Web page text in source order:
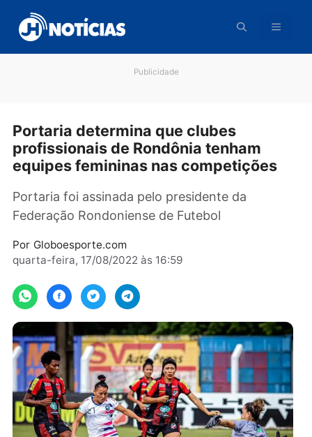
para
conteúdo
Portaria determina que clubes
profissionais de Rondônia tenham
Portaria foi assinada pelo presidente da
Federação Rondoniense de Futebol
quarta-feira, 17/08/2022 às 16:59